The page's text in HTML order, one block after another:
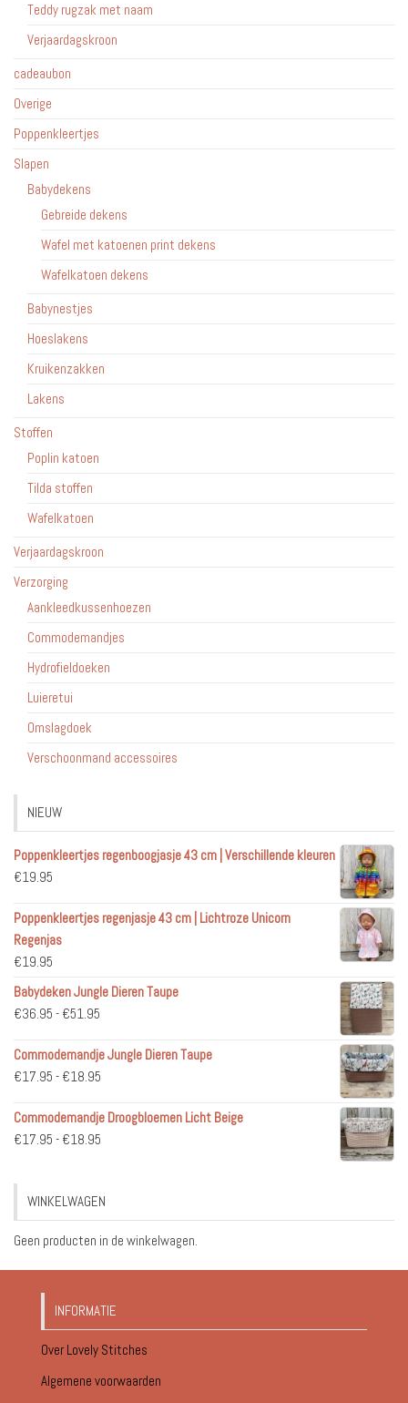
Teddy rugzak met naam
Verjaardagskroon
cadeaubon
Overige
Poppenkleertjes
Slapen
Babydekens
Gebreide dekens
Wafel met katoenen print dekens
Wafelkatoen dekens
Babynestjes
Hoeslakens
Kruikenzakken
Lakens
Stoffen
Poplin katoen
Tilda stoffen
Wafelkatoen
Verjaardagskroon
Verzorging
Aankleedkussenhoezen
Commodemandjes
Hydrofieldoeken
Luieretui
Omslagdoek
Verschoonmand accessoires
NIEUW
Poppenkleertjes regenboogjasje 43 cm | Verschillende kleuren
€19.95
Poppenkleertjes regenjasje 43 cm | Lichtroze Unicorn
Regenjas
€19.95
Babydeken Jungle Dieren Taupe
€36.95 - €51.95
tot
€51.95
Commodemandje Jungle Dieren Taupe
€17.95 - €18.95
tot
Commodemandje Droogbloemen Licht Beige
€17.95 - €18.95
€18.95
WINKELWAGEN
Geen producten in de winkelwagen.
INFORMATIE
Over Lovely Stitches
Algemene voorwaarden